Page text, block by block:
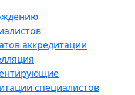
аккредитации
специалистов